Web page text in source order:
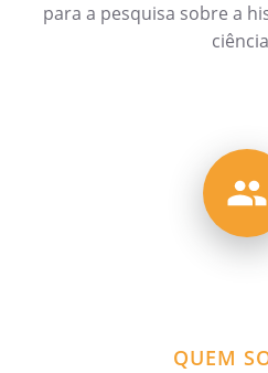
para a pesquisa sobre a
QUEM